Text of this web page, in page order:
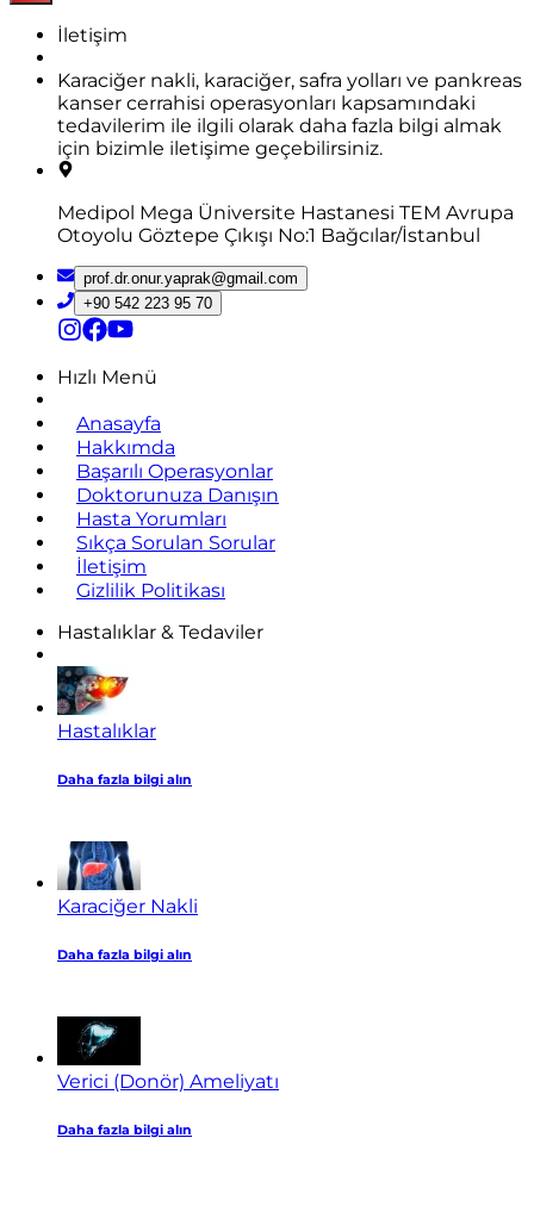
İletişim
Karaciğer nakli, karaciğer, safra yolları ve pankreas
kanser cerrahisi operasyonları kapsamındaki
tedavilerim ile ilgili olarak daha fazla bilgi almak
için bizimle iletişime geçebilirsiniz.
Medipol Mega Üniversite Hastanesi TEM Avrupa
Otoyolu Göztepe Çıkışı No:1 Bağcılar/İstanbul
prof.dr.onur.yaprak@gmail.com
+90 542 223 95 70
Hızlı Menü
Anasayfa
Hakkımda
Başarılı Operasyonlar
Doktorunuza Danışın
Hasta Yorumları
Sıkça Sorulan Sorular
İletişim
Gizlilik Politikası
Hastalıklar & Tedaviler
Hastalıklar
Daha fazla bilgi alın
Karaciğer Nakli
Daha fazla bilgi alın
Verici (Donör) Ameliyatı
Daha fazla bilgi alın